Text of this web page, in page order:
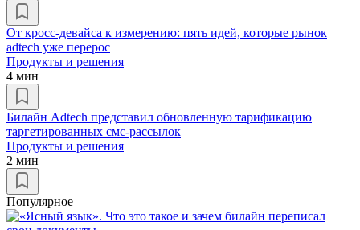
От кросс-девайса к измерению: пять идей, которые рынок
adtech уже перерос
Продукты и решения
4 мин
Билайн Adtech представил обновленную тарификацию
таргетированных смс-рассылок
Продукты и решения
2 мин
Популярное